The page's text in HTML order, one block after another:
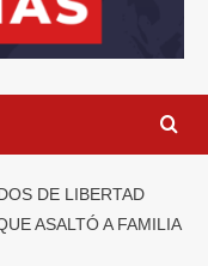
DE LIBERTAD
ASALTÓ A FAMILIA